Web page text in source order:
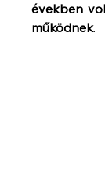
években
működnek.